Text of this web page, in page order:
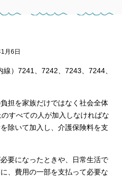
月6日
）7241、7242、7243、7244、
担を家族だけではなく社会全体
すべての人が加入しなければな
除いて加入し、介護保険料を支
要になったときや、日常生活で
、費用の一部を支払って必要な